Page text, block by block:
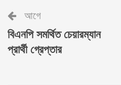
আগে
বিএনপি সমর্থিত চেয়ারম্যান
প্রার্থী গ্রেপ্তার